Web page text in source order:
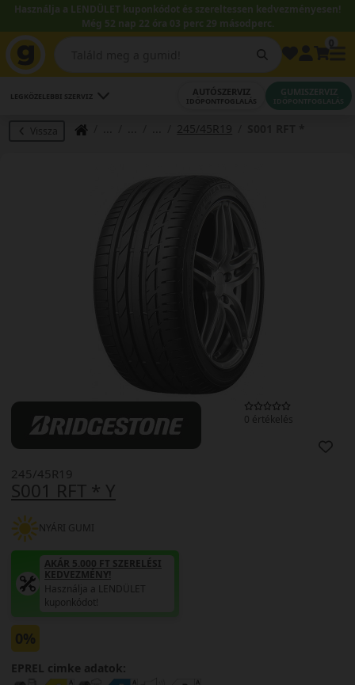
Használja a LENDÜLET kuponkódot és szereltessen kedvezményesen!
Még 52 nap 22 óra 03 perc 28 másodperc.
LEGKÖZELEBBI SZERVIZ AUTÓSZERVIZ
IDŐPONTFOGLALÁS
GUMISZERVIZ
IDŐPONTFOGLALÁS
Vissza 245/45R19
0 értékelés
S001 RFT * Y
245/45R19
NYÁRI GUMI
AKÁR 5.000 FT SZERELÉSI
KEDVEZMÉNY!
Használja a LENDÜLET
kuponkódot!
0%
EPREL cimke adatok: